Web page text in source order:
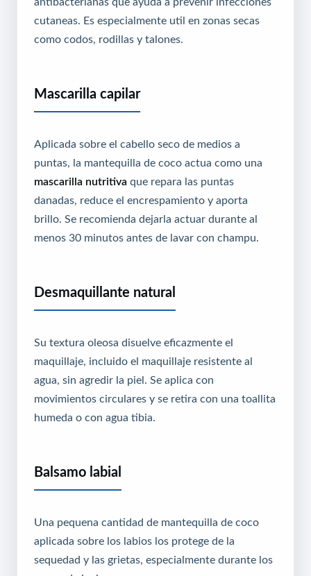
cutaneas. Es especialmente util en zonas secas
como codos, rodillas y talones.
Mascarilla capilar
Aplicada sobre el cabello seco de medios a
puntas, la mantequilla de coco actua como una
mascarilla nutritiva que repara las puntas
danadas, reduce el encrespamiento y aporta
brillo. Se recomienda dejarla actuar durante al
menos 30 minutos antes de lavar con champu.
Desmaquillante natural
Su textura oleosa disuelve eficazmente el
maquillaje, incluido el maquillaje resistente al
agua, sin agredir la piel. Se aplica con
movimientos circulares y se retira con una toallita
humeda o con agua tibia.
Balsamo labial
Una pequena cantidad de mantequilla de coco
aplicada sobre los labios los protege de la
sequedad y las grietas, especialmente durante los